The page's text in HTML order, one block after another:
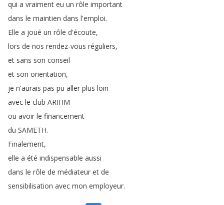
qui a vraiment eu un rôle important
dans le maintien dans l'emploi.
Elle a joué un rôle d'écoute,
lors de nos rendez-vous réguliers,
et sans son conseil
et son orientation,
je n'aurais pas pu aller plus loin
avec le club ARIHM
ou avoir le financement
du SAMETH.
Finalement,
elle a été indispensable aussi
dans le rôle de médiateur et de
sensibilisation avec mon employeur.